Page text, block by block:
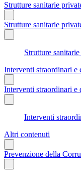
Strutture sanitarie
Strutture sanitarie
Strutture
Interventi straordinari e
Interventi straordinari e
Interventi
Altri contenuti
Prevenzione della